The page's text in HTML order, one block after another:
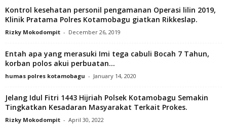
Kontrol kesehatan personil pengamanan Operasi lilin 2019,
Klinik Pratama Polres Kotamobagu giatkan Rikkeslap.
Rizky Mokodompit - December 26, 2019
Entah apa yang merasuki Imi tega cabuli Bocah 7 Tahun,
korban polos akui perbuatan...
humas polres kotamobagu - January 14, 2020
Jelang Idul Fitri 1443 Hijriah Polsek Kotamobagu Semakin
Tingkatkan Kesadaran Masyarakat Terkait Prokes.
Rizky Mokodompit - April 30, 2022